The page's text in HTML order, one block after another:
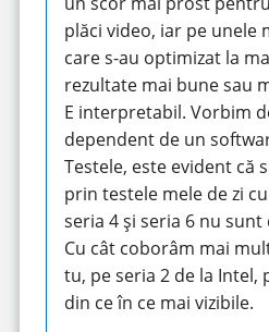
plăci video, iar pe unele
care s-au optimizat la
rezultate mai bune sau
E interpretabil. Vorbim
dependent de un
Testele, este evident că
prin testele mele de zi
seria 4 și seria 6 nu
Cu cât coborâm mai
tu, pe seria 2 de la
din ce în ce mai vizibile.